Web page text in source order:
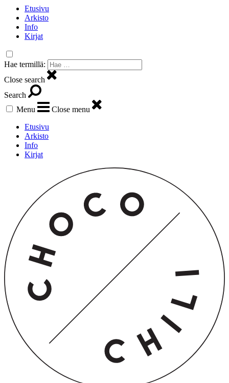
Etusivu
Arkisto
Info
Kirjat
Hae termillä:
Close search
Search
Menu
Close menu
Etusivu
Arkisto
Info
Kirjat